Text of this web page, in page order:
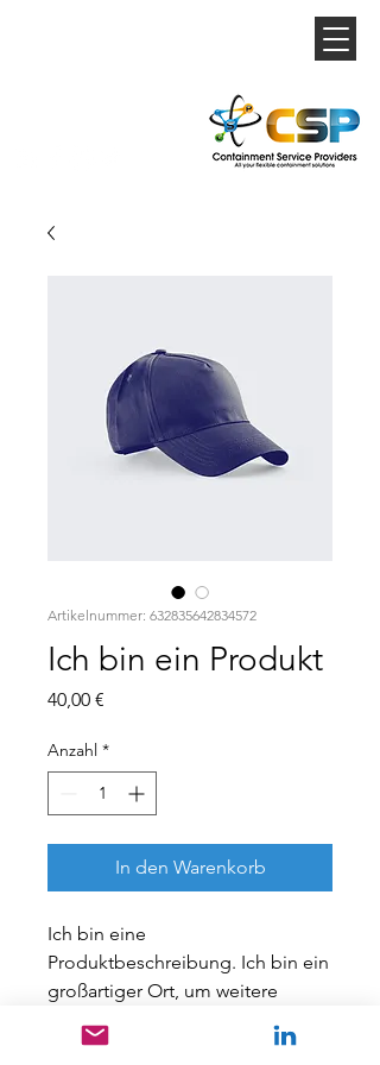
Artikelnummer: 632835642834572
Ich bin ein Produkt
40,00 €
Anzahl *
In den Warenkorb
Ich bin eine
Produktbeschreibung. Ich bin ein
großartiger Ort, um weitere
Details zu Ihrem Produkt wie
Größe, Material, Pflegehinweise